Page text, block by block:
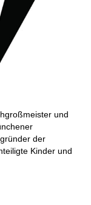
und
der
Kinder und